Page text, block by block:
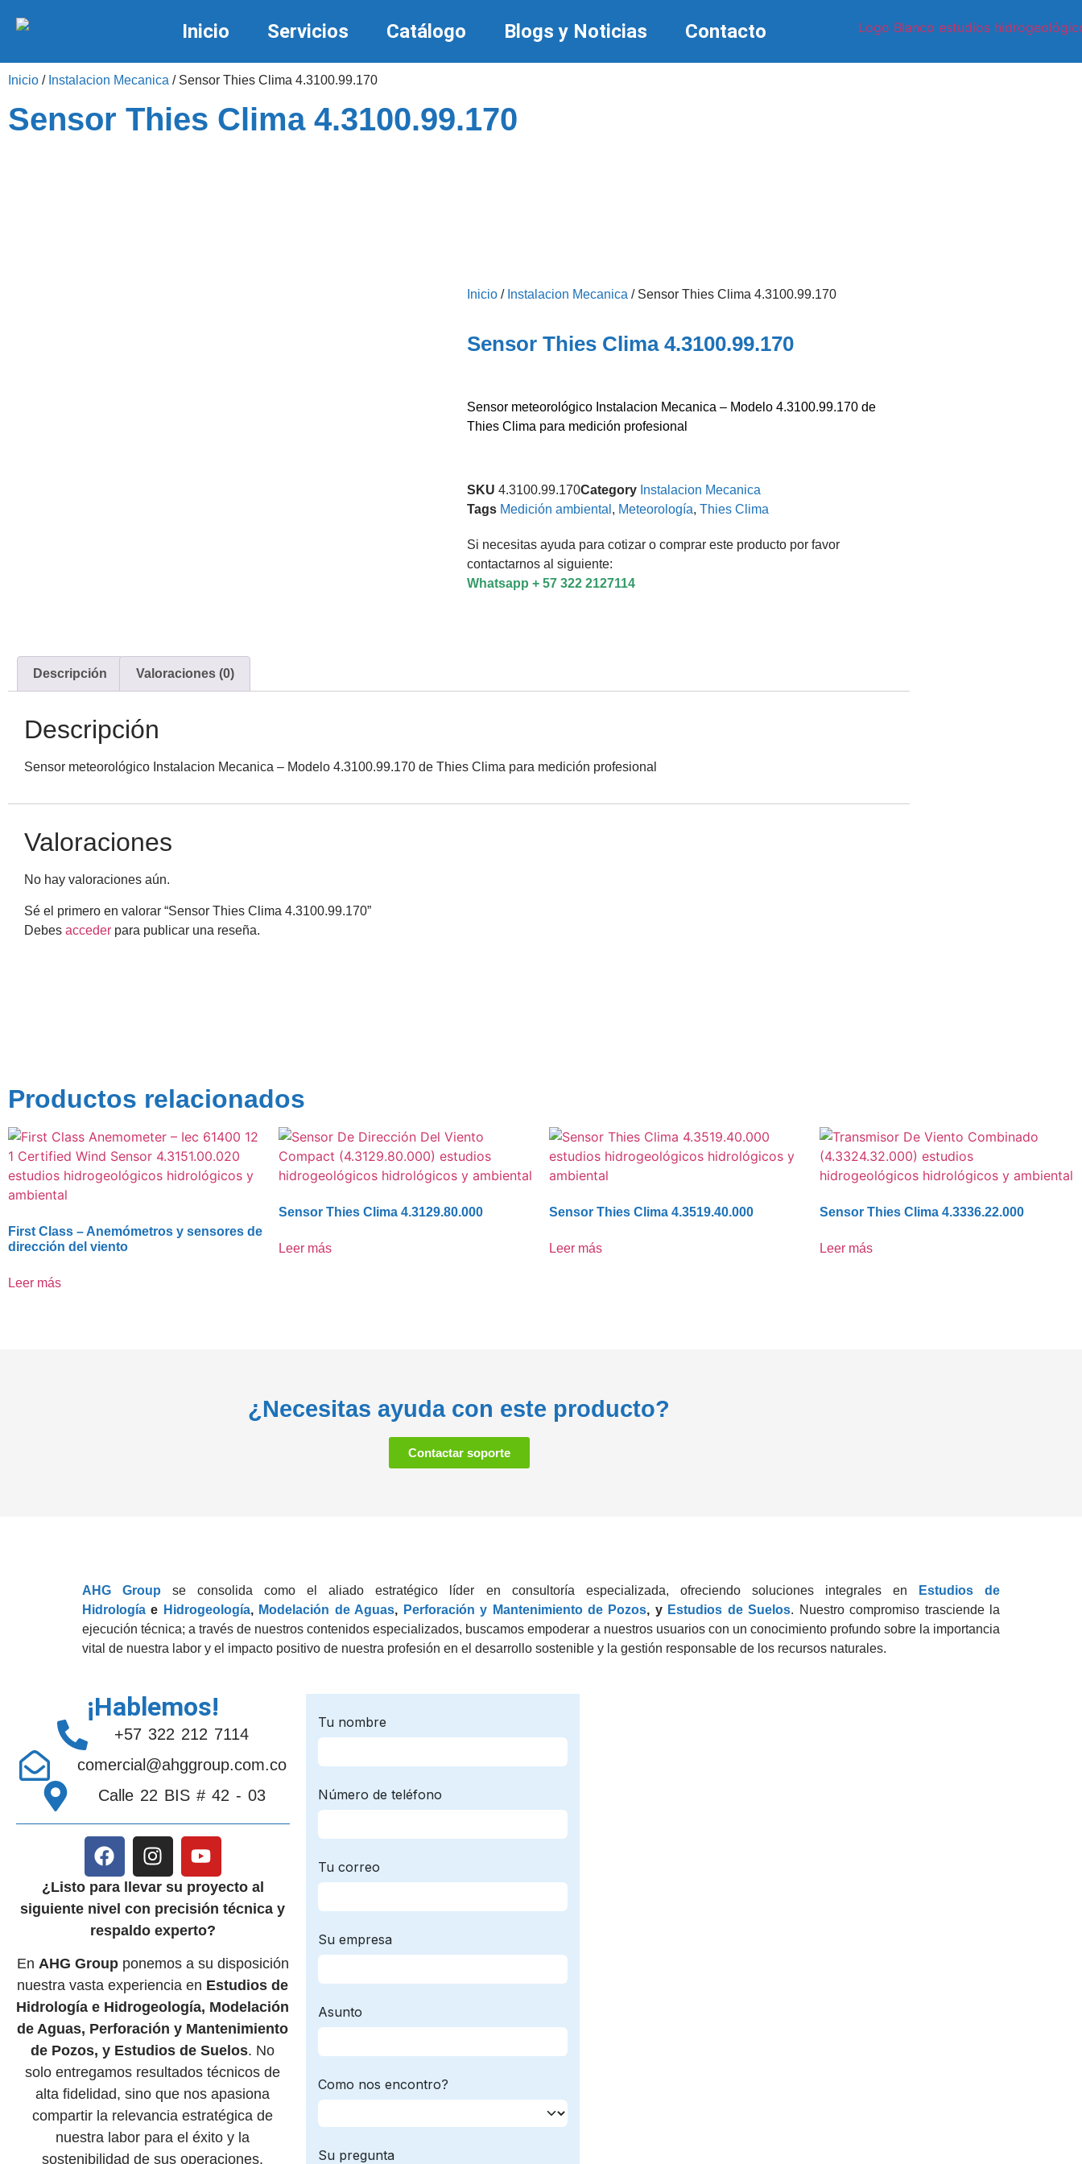
Inicio Servicios Catálogo Blogs y Noticias Contacto
Inicio / Instalacion Mecanica / Sensor Thies Clima 4.3100.99.170
Sensor Thies Clima 4.3100.99.170
Inicio / Instalacion Mecanica / Sensor Thies Clima 4.3100.99.170
Sensor Thies Clima 4.3100.99.170
Sensor meteorológico Instalacion Mecanica – Modelo 4.3100.99.170 de
Thies Clima para medición profesional
SKU 4.3100.99.170Category Instalacion Mecanica
Tags Medición ambiental , Meteorología, Thies Clima
Si necesitas ayuda para cotizar o comprar este producto por favor
contactarnos al siguiente:
Whatsapp + 57 322 2127114
Descripción Valoraciones (0)
Descripción
Sensor meteorológico Instalacion Mecanica – Modelo 4.3100.99.170 de Thies Clima para medición profesional
Valoraciones
No hay valoraciones aún.
Sé el primero en valorar “Sensor Thies Clima 4.3100.99.170”
Debes acceder para publicar una reseña.
Productos relacionados
First Class – Anemómetros y sensores de
dirección del viento
Leer más
Sensor Thies Clima 4.3129.80.000
Leer más
Sensor Thies Clima 4.3519.40.000
Leer más
Sensor Thies Clima 4.3336.22.000
Leer más
¿Necesitas ayuda con este producto?
Contactar soporte
AHG Group se consolida como el aliado estratégico líder en consultoría especializada, ofreciendo soluciones integrales en
Estudios de
Hidrología e Hidrogeología, Modelación de Aguas, Perforación y Mantenimiento de Pozos, y Estudios de Suelos. Nuestro compromiso trasciende la
ejecución técnica; a través de nuestros contenidos especializados, buscamos empoderar a nuestros usuarios con un conocimiento profundo sobre la importancia
vital de nuestra labor y el impacto positivo de nuestra profesión en el desarrollo sostenible y la gestión responsable de los recursos naturales.
¡Hablemos!
+57 322 212 7114
comercial@ahggroup.com.co
Calle 22 BIS # 42 - 03
¿Listo para llevar su proyecto al
siguiente nivel con precisión técnica y
respaldo experto?
En AHG Groupponemos a su disposición
nuestra vasta experiencia en Estudios de
Hidrología e Hidrogeología, Modelación
de Aguas, Perforación y Mantenimiento
de Pozos, y Estudios de Suelos. No
solo entregamos resultados técnicos de
alta fidelidad, sino que nos apasiona
compartir la relevancia estratégica de
nuestra labor para el éxito y la
sostenibilidad de sus operaciones.